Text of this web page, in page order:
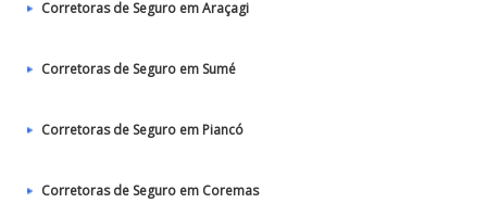
Corretoras de Seguro em Araçagi
Corretoras de Seguro em Sumé
Corretoras de Seguro em Piancó
Corretoras de Seguro em Coremas